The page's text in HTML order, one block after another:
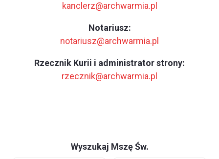
kanclerz@archwarmia.pl
Notariusz:
notariusz@archwarmia.pl
Rzecznik Kurii i administrator strony:
rzecznik@archwarmia.pl
Wyszukaj Mszę Św.